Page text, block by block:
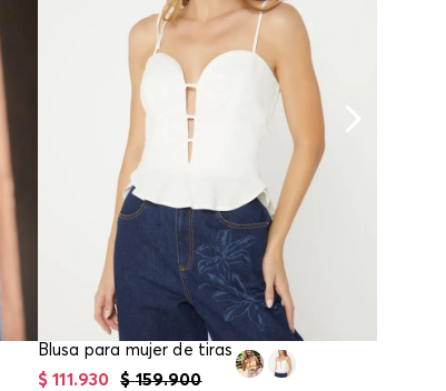
Blusa para mujer de tiras
$ 159.900
$ 111 .930